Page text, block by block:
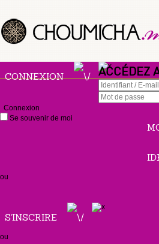
CONNEXION ACCÉDEZ
Connexion
Se souvenir de moi
ou
S'INSCRIRE
ou